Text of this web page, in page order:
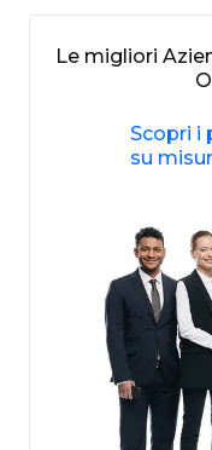
Le migliori
Scopri i
su